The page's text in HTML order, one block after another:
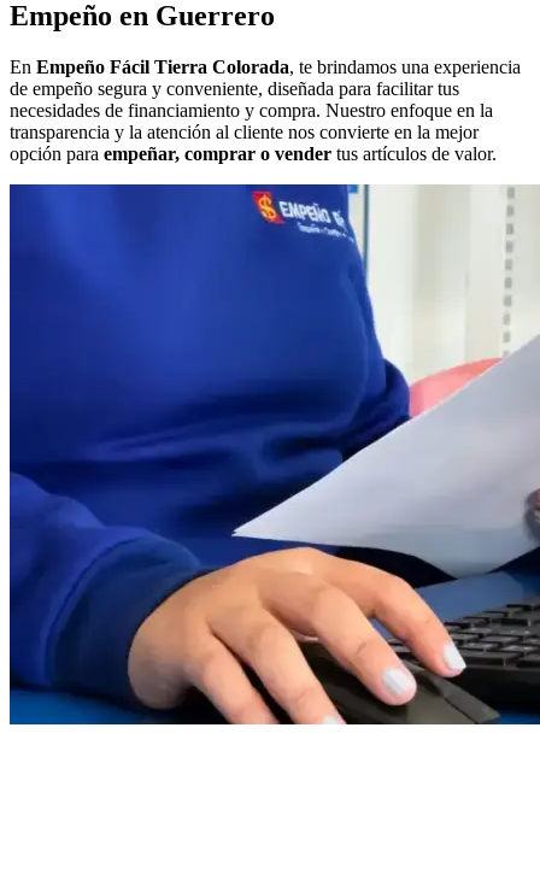
Empeño en Guerrero
En Empeño Fácil Tierra Colorada, te brindamos una experiencia
de empeño segura y conveniente, diseñada para facilitar tus
necesidades de financiamiento y compra. Nuestro enfoque en la
transparencia y la atención al cliente nos convierte en la mejor
opción para empeñar, comprar o vender tus artículos de valor.